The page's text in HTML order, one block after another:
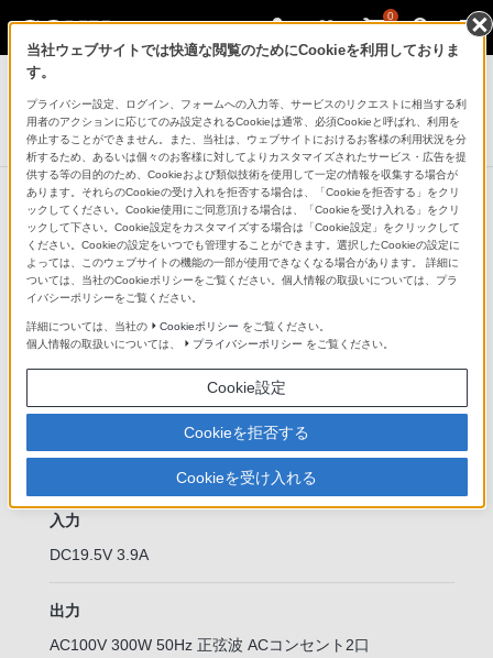
0
モバイルバッテリー／電池
ホームエネルギーサーバー
CP-S300E
他の商品と比較する
●：対応 -：該当なし
仕様表
ホームエネルギーサーバー 仕様
入力
DC19.5V 3.9A
出力
AC100V 300W 50Hz 正弦波 ACコンセント2口
当社ウェブサイトでは快適な閲覧のためにCookieを利用しておりま
す。
プライバシー設定、ログイン、フォームへの入力等、サービスのリクエストに相当する利
用者のアクションに応じてのみ設定されるCookieは通常、必須Cookieと呼ばれ、利用を
停止することができません。また、当社は、ウェブサイトにおけるお客様の利用状況を分
析するため、あるいは個々のお客様に対してよりカスタマイズされたサービス・広告を提
供する等の目的のため、Cookieおよび類似技術を使用して一定の情報を収集する場合が
あります。それらのCookieの受け入れを拒否する場合は、「Cookieを拒否する」をクリ
ックしてください。Cookie使用にご同意頂ける場合は、「Cookieを受け入れる」をクリ
ックして下さい。Cookie設定をカスタマイズする場合は「Cookie設定」をクリックして
ください。Cookieの設定をいつでも管理することができます。選択したCookieの設定に
よっては、このウェブサイトの機能の一部が使用できなくなる場合があります。 詳細に
ついては、当社のCookieポリシーをご覧ください。個人情報の取扱いについては、プラ
イバシーポリシーをご覧ください。
詳細については、当社の Cookieポリシー をご覧ください。
個人情報の取扱いについては、
プライバシーポリシー をご覧ください。
Cookie設定
Cookieを拒否する
Cookieを受け入れる